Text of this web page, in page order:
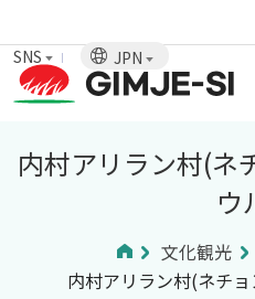
SNS JPN
内村アリラン村(ネ
ウ
文化観光
内村アリラン村(ネチ